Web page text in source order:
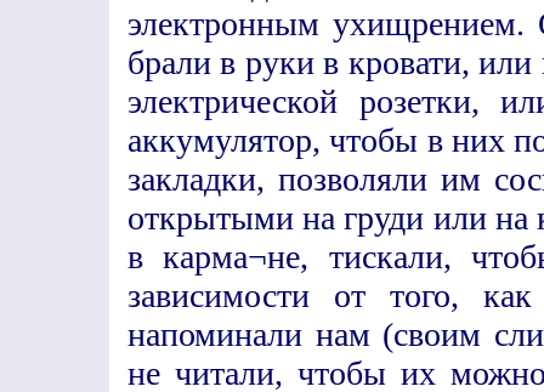
электронным ухищрением.
брали в руки в кровати,
электрической розетки,
аккумулятор, чтобы в них
закладки, позволяли им
открытыми на груди или на
в карма¬не, тискали,
зависимости от того,
напоминали нам (своим
не читали, чтобы их